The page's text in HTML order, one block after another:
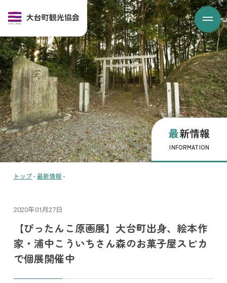
最新情報
INFORMATION
トップ - 最新情報 -
2020年01月27日
【ぴったんこ原画展】大台町出身、絵本作
家・浦中こういちさん森のお菓子屋スピカ
で個展開催中